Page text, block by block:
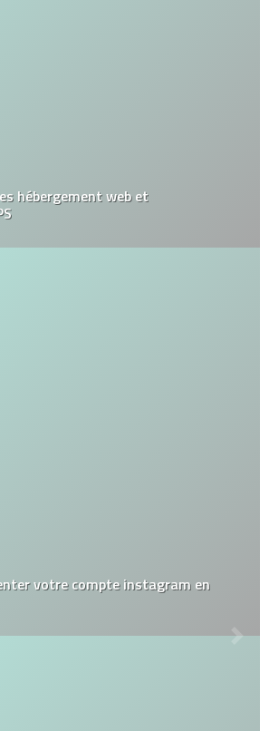
hébergement web et
votre compte instagram en